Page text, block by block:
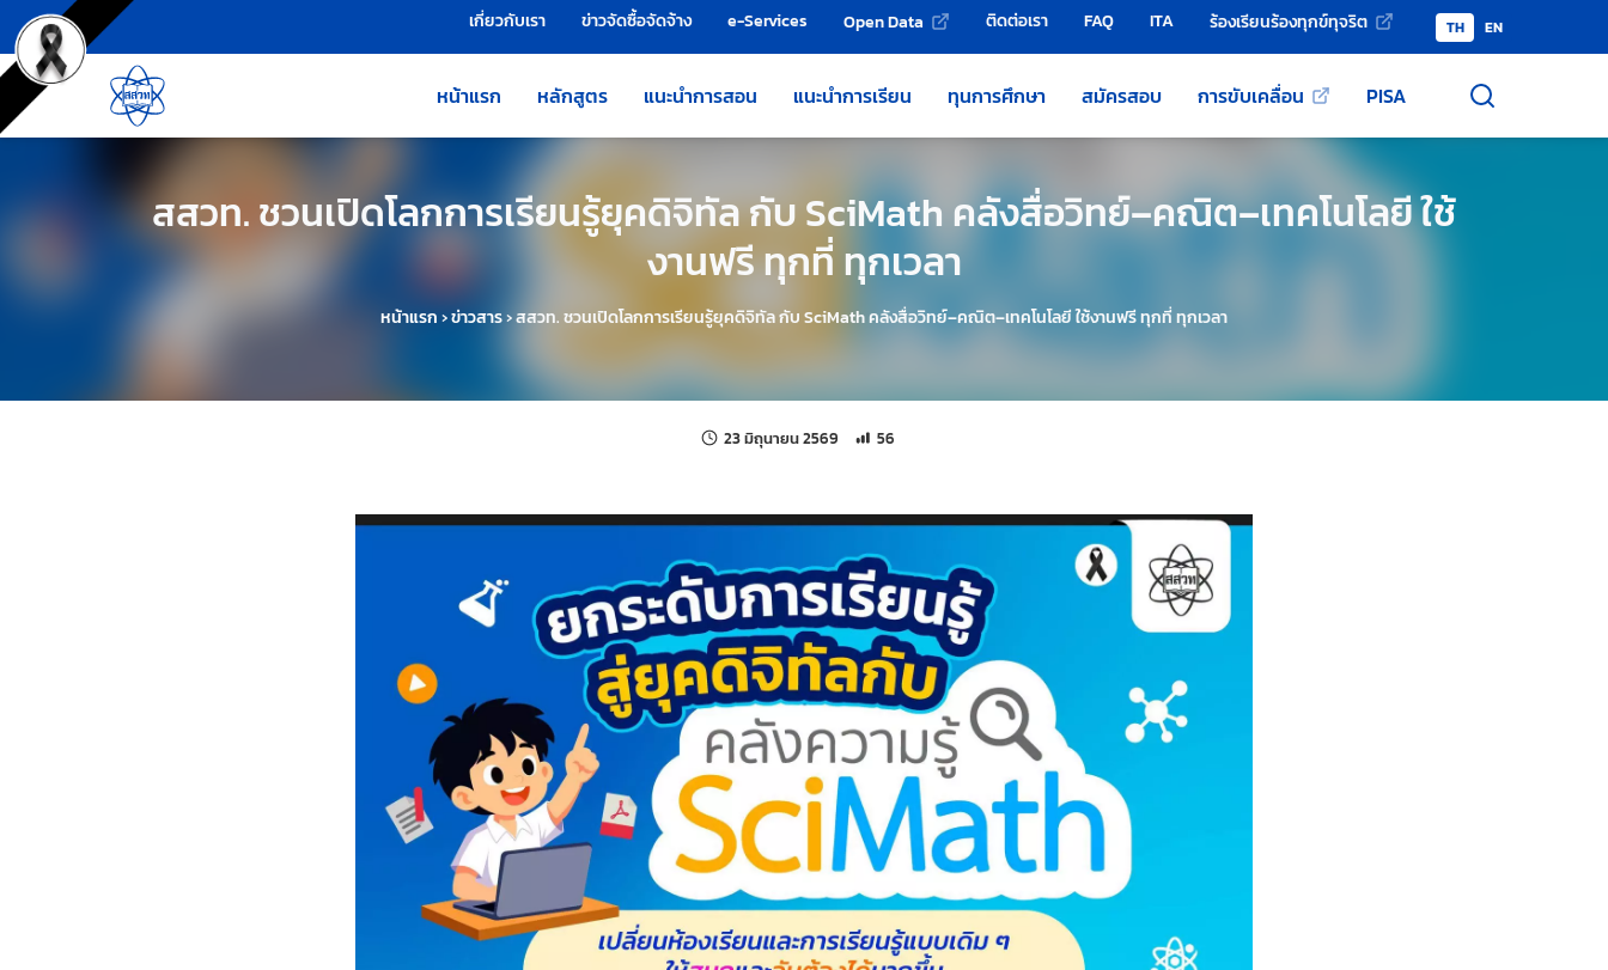
ข้ามไปยังเนื้อหาหลัก
เครื่องมือช่วยเหลือ เกี่ยวกับเรา ข่าวจัดซื้อจัดจ้าง e-Services Open Data ติดต่อเรา FAQ ITA ร้องเรียนร้องทุกข์ทุจริต TH EN
หน้าแรก หลักสูตร แนะนำการสอน แนะนำการเรียน ทุนการศึกษา สมัครสอบ การขับเคลื่อน PISA
สสวท. ชวนเปิดโลกการเรียนรู้ยุคดิจิทัล กับ SciMath คลังสื่อวิทย์–คณิต–เทคโนโลยี ใช้
งานฟรี ทุกที่ ทุกเวลา
หน้าแรก›ข่าวสาร›สสวท. ชวนเปิดโลกการเรียนรู้ยุคดิจิทัล กับ SciMath คลังสื่อวิทย์–คณิต–เทคโนโลยี ใช้งานฟรี ทุกที่ ทุกเวลา
23 มิถุนายน 2569 แก้ไขล่าสุดเมื่อ:
จำนวนการเข้าชม 56 ครั้ง
56